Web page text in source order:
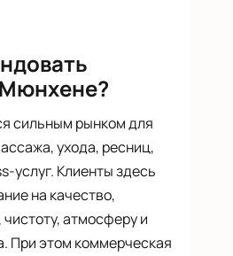
сильным рынком для
ухода, ресниц,
услуг. Клиенты здесь
на качество,
чистоту, атмосферу и
При этом коммерческая